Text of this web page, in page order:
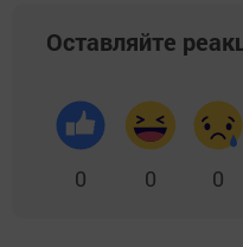
Оставляйте
0 0 0